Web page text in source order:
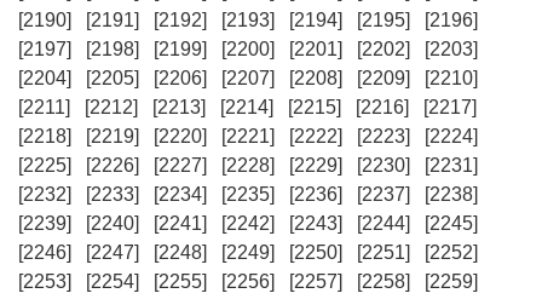
[2190]
[2191] [2192] [2193] [2194] [2195]
[2196]
[2197]
[2198] [2199] [2200] [2201] [2202]
[2203]
[2204]
[2205] [2206] [2207] [2208] [2209]
[2210]
[2211]
[2212] [2213] [2214] [2215] [2216]
[2217]
[2218]
[2219] [2220] [2221] [2222] [2223]
[2224]
[2225]
[2226] [2227] [2228] [2229] [2230]
[2231]
[2232]
[2233] [2234] [2235] [2236] [2237]
[2238]
[2239]
[2240] [2241] [2242] [2243] [2244]
[2245]
[2246]
[2247] [2248] [2249] [2250] [2251]
[2252]
[2253]
[2254] [2255] [2256] [2257] [2258]
[2259]